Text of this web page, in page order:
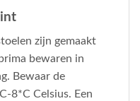
zijn gemaakt
bewaren in
Bewaar de
8*C Celsius. Een